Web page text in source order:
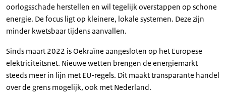
oorlogsschade herstellen en wil tegelijk overstappen op schone
energie. De focus ligt op kleinere, lokale systemen. Deze zijn
minder kwetsbaar tijdens aanvallen.
Sinds maart 2022 is Oekraïne aangesloten op het Europese
elektriciteitsnet. Nieuwe wetten brengen de energiemarkt
steeds meer in lijn met EU-regels. Dit maakt transparante handel
over de grens mogelijk, ook met Nederland.